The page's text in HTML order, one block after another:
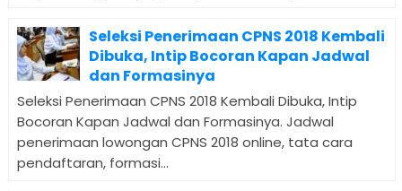
Seleksi Penerimaan CPNS 2018 Kembali
Dibuka, Intip Bocoran Kapan Jadwal
dan Formasinya
Seleksi Penerimaan CPNS 2018 Kembali Dibuka, Intip
Bocoran Kapan Jadwal dan Formasinya. Jadwal
penerimaan lowongan CPNS 2018 online, tata cara
pendaftaran, formasi...